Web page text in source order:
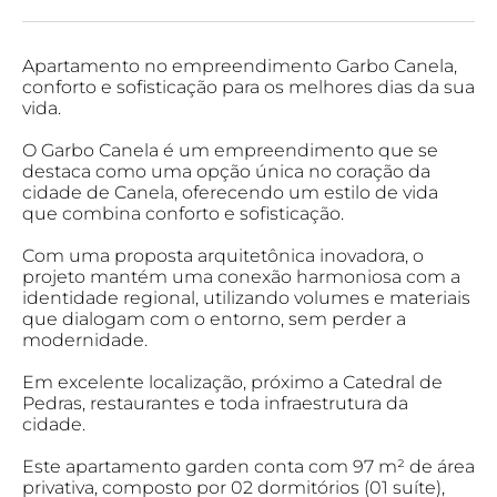
Apartamento no empreendimento Garbo Canela,
conforto e sofisticação para os melhores dias da sua
vida.
O Garbo Canela é um empreendimento que se
destaca como uma opção única no coração da
cidade de Canela, oferecendo um estilo de vida
que combina conforto e sofisticação.
Com uma proposta arquitetônica inovadora, o
projeto mantém uma conexão harmoniosa com a
identidade regional, utilizando volumes e materiais
que dialogam com o entorno, sem perder a
modernidade.
Em excelente localização, próximo a Catedral de
Pedras, restaurantes e toda infraestrutura da
cidade.
Este apartamento garden conta com 97 m² de área
privativa, composto por 02 dormitórios (01 suíte),